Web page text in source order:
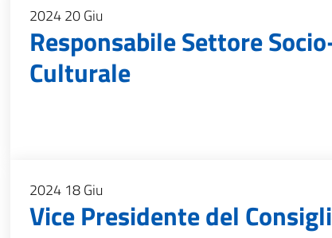
202420Giu
Responsabile Settore
Culturale
2024 18Giu
Vice Presidente del